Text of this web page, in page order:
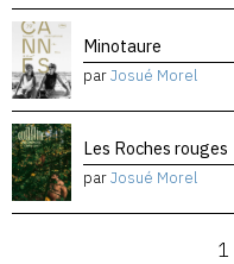
Minotaure
parJosué Morel
Les Roches rouges
parJosué Morel
1